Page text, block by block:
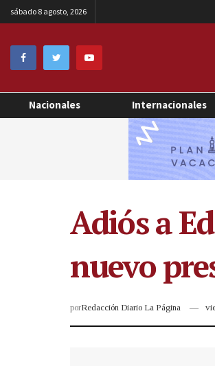
sábado 8 agosto, 2026
Nacionales Internacionales
Adiós a
nuevo
porRedacción Diario La Página